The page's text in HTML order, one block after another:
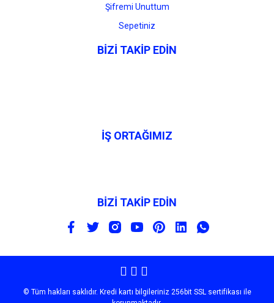
Şifremi Unuttum
Sepetiniz
BİZİ TAKİP EDİN
İŞ ORTAĞIMIZ
BİZİ TAKİP EDİN
© Tüm hakları saklıdır. Kredi kartı bilgileriniz 256bit SSL sertifikası ile